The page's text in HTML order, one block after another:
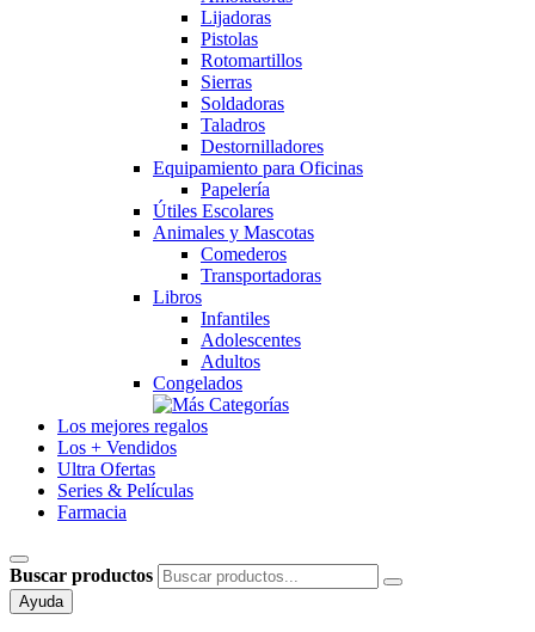
Lijadoras
Pistolas
Rotomartillos
Sierras
Soldadoras
Taladros
Destornilladores
Equipamiento para Oficinas
Papelería
Útiles Escolares
Animales y Mascotas
Comederos
Transportadoras
Libros
Infantiles
Adolescentes
Adultos
Congelados
Los mejores regalos
Los + Vendidos
Ultra Ofertas
Series & Películas
Farmacia
Buscar productos
Ayuda